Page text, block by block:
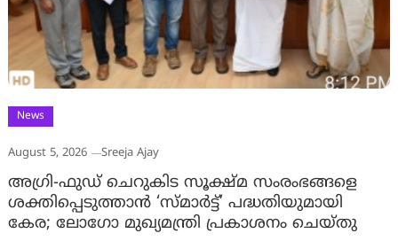
News
August 5, 2026 Sreeja Ajay
അഗ്രി-ഫുഡ് ചെറുകിട സൂക്ഷ്മ സംരംഭങ്ങളെ
ശക്തിപ്പെടുത്താന്‍ ‘സ്മാര്‍ട്ട്’ പദ്ധതിയുമായി
കേര; ലോഗോ മുഖ്യമന്ത്രി പ്രകാശനം ചെയ്തു